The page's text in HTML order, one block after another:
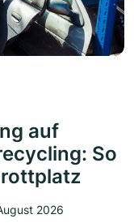
auf
So
2026